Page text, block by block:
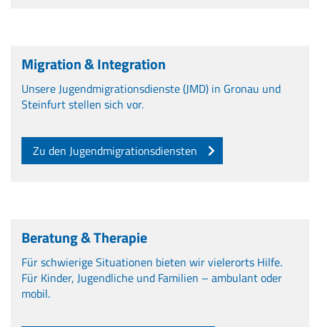
Migration & Integration
Unsere Jugendmigrationsdienste (JMD) in Gronau und
Steinfurt stellen sich vor.
Zu den Jugendmigrationsdiensten
Beratung & Therapie
Für schwierige Situationen bieten wir vielerorts Hilfe.
Für Kinder, Jugendliche und Familien – ambulant oder
mobil.